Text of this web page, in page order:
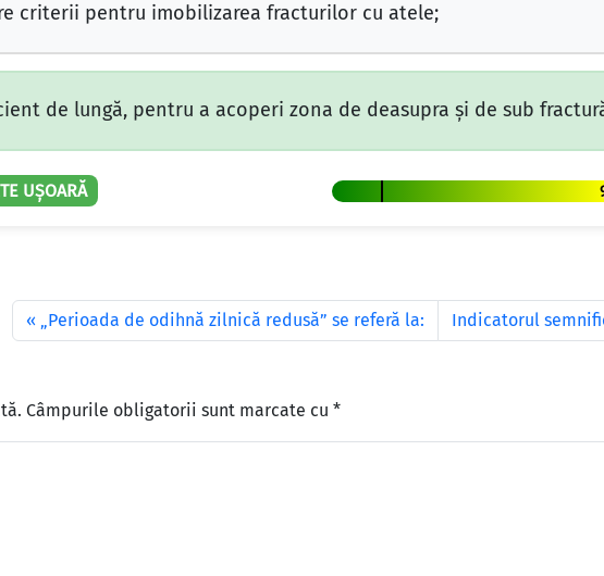
criterii pentru imobilizarea fracturilor cu atele;
de lungă, pentru a acoperi zona de deasupra și de sub
UȘOARĂ
„Perioada de odihnă zilnică redusă” se referă la: Indicatorul
Câmpurile obligatorii sunt marcate cu *